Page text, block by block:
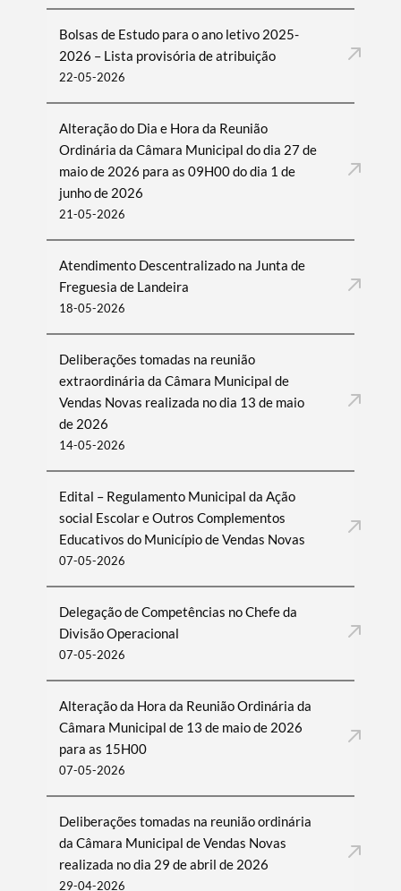
Bolsas de Estudo para o ano letivo 2025-
2026 – Lista provisória de atribuição
22-05-2026
Alteração do Dia e Hora da Reunião
Ordinária da Câmara Municipal do dia 27 de
maio de 2026 para as 09H00 do dia 1 de
junho de 2026
21-05-2026
Atendimento Descentralizado na Junta de
Freguesia de Landeira
18-05-2026
Deliberações tomadas na reunião
extraordinária da Câmara Municipal de
Vendas Novas realizada no dia 13 de maio
de 2026
14-05-2026
Edital – Regulamento Municipal da Ação
social Escolar e Outros Complementos
Educativos do Município de Vendas Novas
07-05-2026
Delegação de Competências no Chefe da
Divisão Operacional
07-05-2026
Alteração da Hora da Reunião Ordinária da
Câmara Municipal de 13 de maio de 2026
para as 15H00
07-05-2026
Deliberações tomadas na reunião ordinária
da Câmara Municipal de Vendas Novas
realizada no dia 29 de abril de 2026
29-04-2026